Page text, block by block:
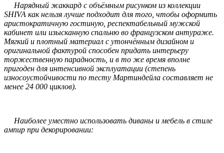
Нарядный жаккард с объёмным рисунком из коллекции
SHIVA как нельзя лучше подходит для того, чтобы оформить
аристократичную гостиную, респектабельный мужской
кабинет или изысканную спальню во французском антураже.
Мягкий и плотный материал с утончённым дизайном и
оригинальной фактурой способен придать интерьеру
торжественную парадность, и в то же время вполне
пригоден для интенсивной эксплуатации (степень
износоустойчивости по тесту Мартиндейла составляет не
менее 24 000 циклов).
Наиболее уместно использовать диваны и мебель в стиле
ампир при декорировании: